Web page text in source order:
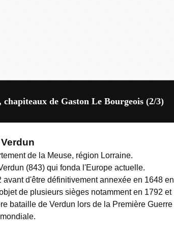
de Gaston Le Bourgeois (2/3)
Verdun
de la Meuse, région Lorraine.
(843) qui fonda l'Europe actuelle.
d'être définitivement annexée en 1648 en
de plusieurs sièges notamment en 1792 et
bataille de Verdun lors de la Première Guerre
mondiale.